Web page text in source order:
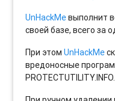
UnHackMeвыполнит
своей базе, всего за
При этомUnHackMe
вредоносные
PROTECTUTILITY.INFO.